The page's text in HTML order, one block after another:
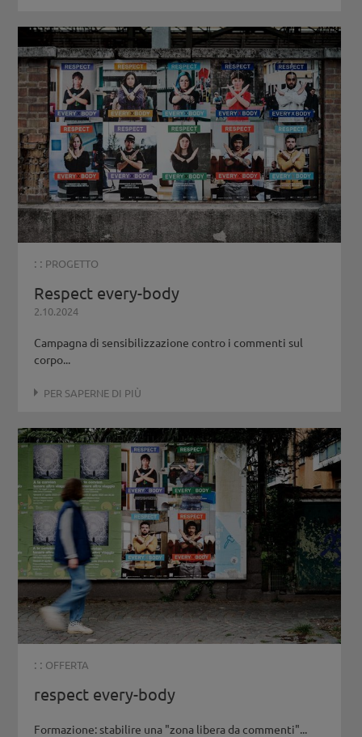
: : PROGETTO
Respect every-body
2.10.2024
Campagna di sensibilizzazione contro i commenti sul
corpo...
PER SAPERNE DI PIÙ
: : OFFERTA
respect every-body
Formazione: stabilire una "zona libera da commenti"...